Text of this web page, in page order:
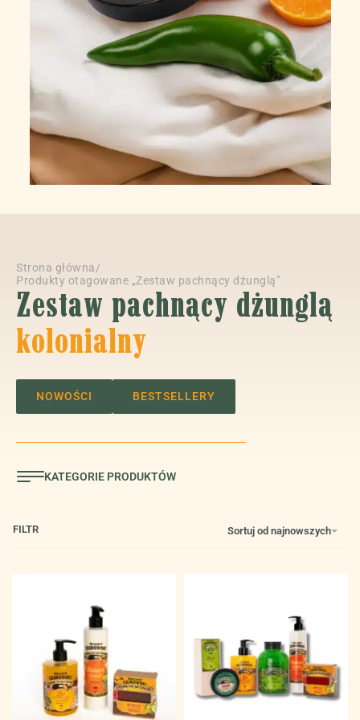
Strona główna/
Produkty otagowane „Zestaw pachnący dżunglą”
Zestaw pachnący dżunglą
kolonialny
NOWOŚCI BESTSELLERY
Sortuj od najnowszych
FILTR